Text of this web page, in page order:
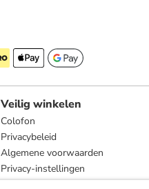
Veilig winkelen
Colofon
Privacybeleid
Algemene voorwaarden
Privacy-instellingen
Compliance